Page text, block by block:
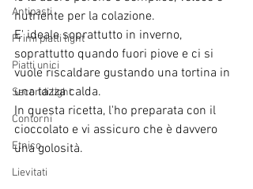
Antipasti
Primi piatti light
Piatti unici
Secondi light
Contorni
Etnico
Lievitati
nutriente per la colazione.
E' ideale soprattutto in inverno,
soprattutto quando fuori piove e ci si
vuole riscaldare gustando una tortina in
una tazza calda.
In questa ricetta, l'ho preparata con il
cioccolato e vi assicuro che è davvero
una golosità.